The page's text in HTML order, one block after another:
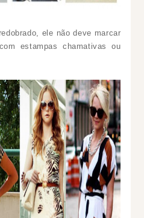
ele não deve marcar
estampas chamativas ou